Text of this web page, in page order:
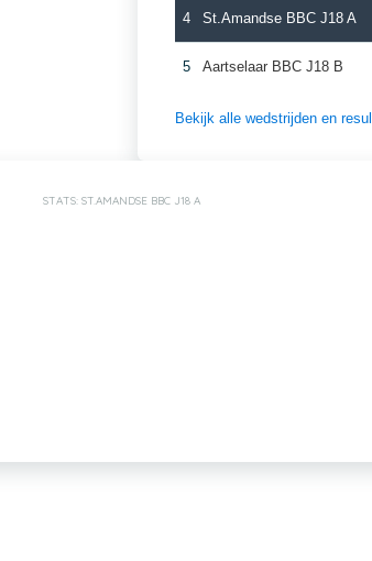
4 St.Amandse BBC J18 A
5 Aartselaar BBC J18 B
Bekijk alle wedstrijden en
STATS: ST.AMANDSE BBC J18 A